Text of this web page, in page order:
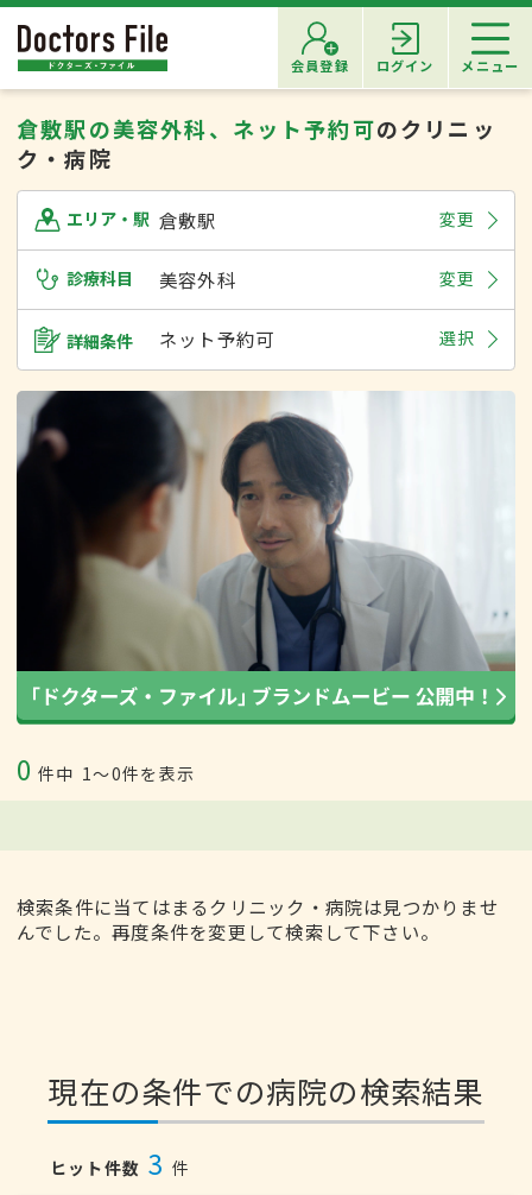
会員登録 ログイン メニュー
倉敷駅の美容外科、ネット予約可のクリニッ
ク・病院
エリア・駅 倉敷駅 変更
診療科目 美容外科 変更
詳細条件 ネット予約可 選択
0 件中 1〜0件を表示
検索条件に当てはまるクリニック・病院は見つかりませ
んでした。再度条件を変更して検索して下さい。
現在の条件での病院の検索結果
ヒット件数 3 件